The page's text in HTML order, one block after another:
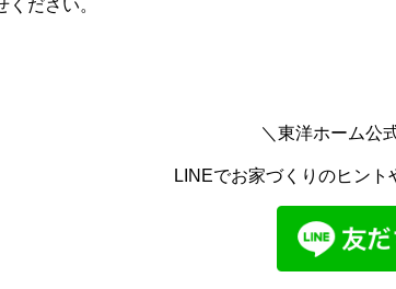
ださい。
＼東洋ホーム公
LINEでお家づくりのヒン